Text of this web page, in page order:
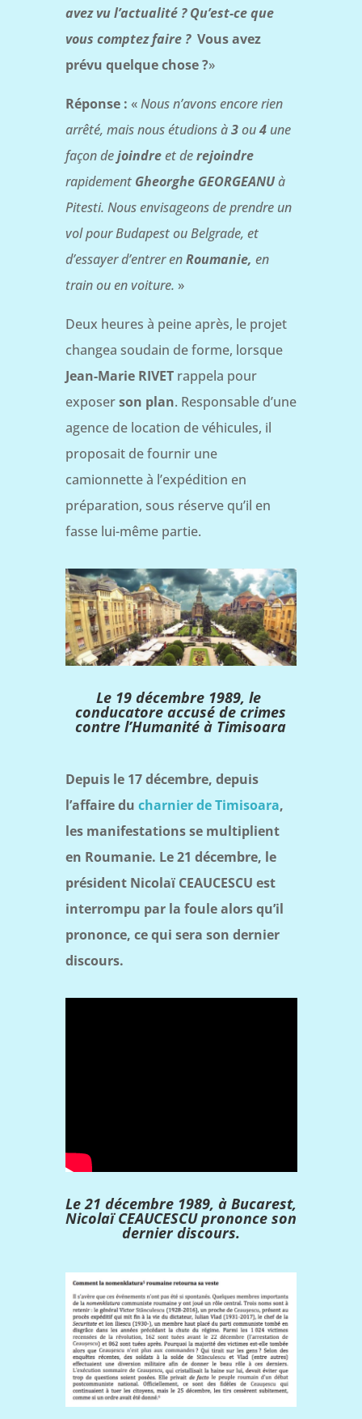
avez vu l’actualité ? Qu’est-ce que
vous comptez faire ?Vous avez
prévu quelque chose ?»
Réponse : «Nous n’avons encore rien
arrêté, mais nous étudions à3ou4une
façon dejoindreet derejoindre
rapidement Gheorghe GEORGEANUà
Pitesti. Nous envisageons de prendre un
vol pour Budapest ou Belgrade, et
d’essayer d’entrer enRoumanie, en
train ou en voiture. »
Deux heures à peine après, le projet
changea soudain de forme, lorsque
Jean-Marie RIVETrappela pour
exposerson plan. Responsable d’une
agence de location de véhicules, il
proposait de fournir une
camionnette à l’expédition en
préparation, sous réserve qu’il en
fasse lui-même partie.
Le 19 décembre 1989, le
conducatore accusé de crimes
contre l’Humanité à Timisoara
Depuis le 17 décembre, depuis
l’affaire du charnier de Timisoara,
les manifestations se multiplient
en Roumanie. Le 21 décembre, le
président Nicolaï CEAUCESCU est
interrompu par la foule alors qu’il
prononce, ce qui sera son dernier
discours.
Le 21 décembre 1989, à Bucarest,
Nicolaï CEAUCESCU prononce son
dernier discours.